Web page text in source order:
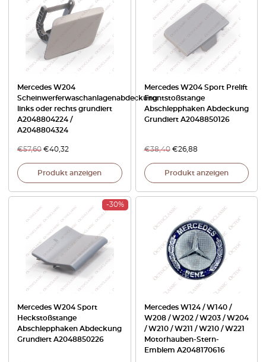
Mercedes W204
Scheinwerferwaschanlagenabdeckung
links oder rechts grundiert
A2048804224 /
A2048804324
€57,60 €40,32
Produkt anzeigen
Mercedes W204 Sport Prelift
Frontstoßstange
Abschlepphaken Abdeckung
Grundiert A2048850126
€38,40 €26,88
Produkt anzeigen
-30%
Mercedes W204 Sport
Heckstoßstange
Abschlepphaken Abdeckung
Grundiert A2048850226
Mercedes W124 / W140 /
W208 / W202 / W203 / W204
/ W210 / W211 / W210 / W221
Motorhauben-Stern-
Emblem A2048170616